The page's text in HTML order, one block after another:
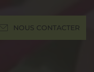
NOUS CONTACTER